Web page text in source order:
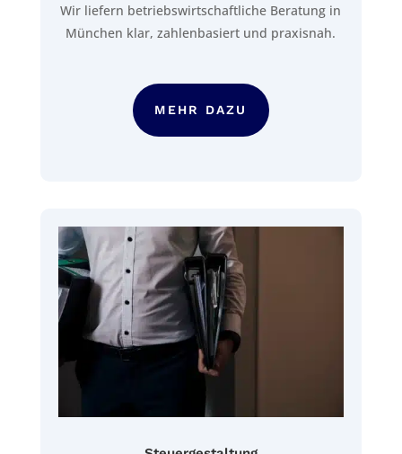
Wir liefern betriebswirtschaftliche Beratung in
München klar, zahlenbasiert und praxisnah.
MEHR DAZU